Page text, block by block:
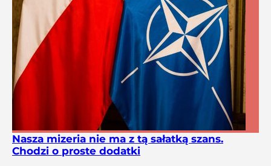
Nasza mizeria nie ma z tą sałatką szans.
Chodzi o proste dodatki